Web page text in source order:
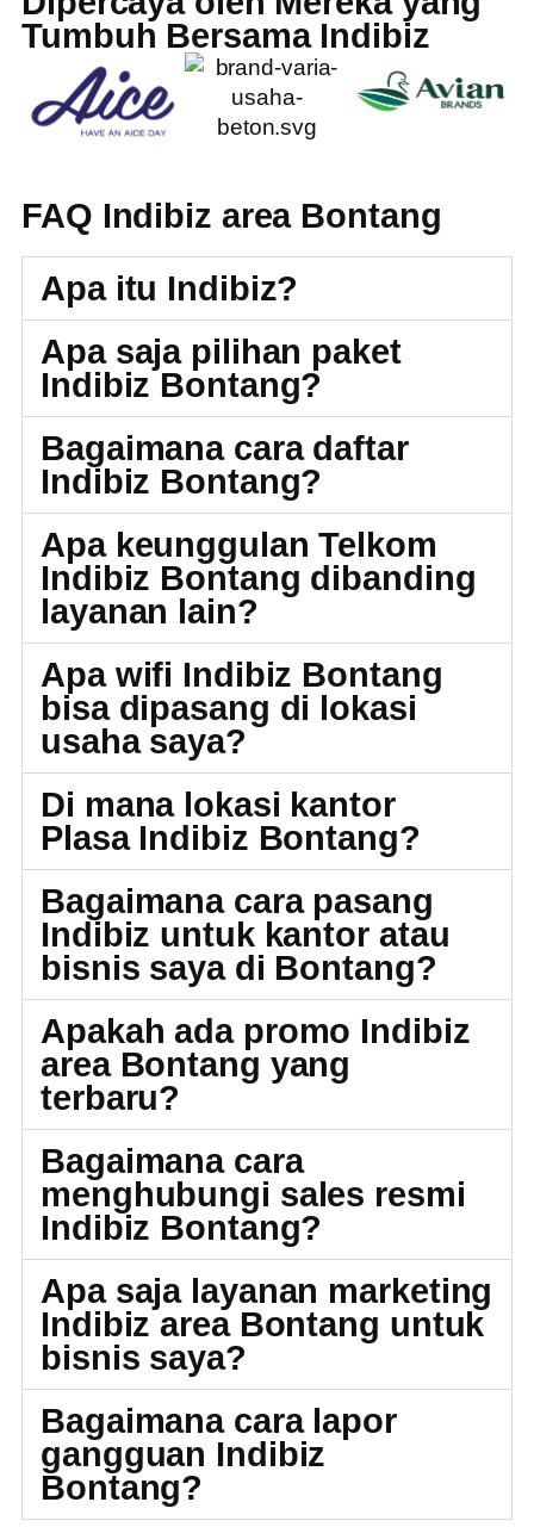
Tumbuh Bersama Indibiz
FAQ Indibiz area Bontang
Apa itu Indibiz?
Apa saja pilihan paket
Indibiz Bontang?
Bagaimana cara daftar
Indibiz Bontang?
Apa keunggulan Telkom
Indibiz Bontang dibanding
layanan lain?
Apa wifi Indibiz Bontang
bisa dipasang di lokasi
usaha saya?
Di mana lokasi kantor
Plasa Indibiz Bontang?
Bagaimana cara pasang
Indibiz untuk kantor atau
bisnis saya di Bontang?
Apakah ada promo Indibiz
area Bontang yang
terbaru?
Bagaimana cara
menghubungi sales resmi
Indibiz Bontang?
Apa saja layanan marketing
Indibiz area Bontang untuk
bisnis saya?
Bagaimana cara lapor
gangguan Indibiz
Bontang?